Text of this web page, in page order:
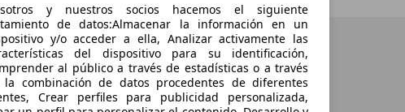
y nuestros socios hacemos el siguiente
de datos:Almacenar la información en un
y/o acceder a ella, Analizar activamente las
del dispositivo para su identificación,
al público a través de estadísticas o a través
la combinación de datos procedentes de diferentes
Crear perfiles para publicidad personalizada,